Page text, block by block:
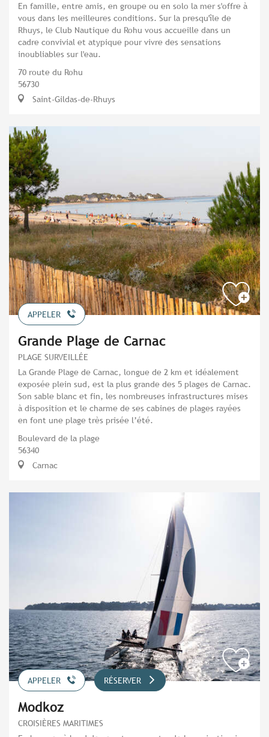
En famille, entre amis, en groupe ou en solo la mer s'offre à
vous dans les meilleures conditions. Sur la presqu'île de
Rhuys, le Club Nautique du Rohu vous accueille dans un
cadre convivial et atypique pour vivre des sensations
inoubliables sur l'eau.
70 route du Rohu
56730
Saint-Gildas-de-Rhuys
APPELER
Grande Plage de Carnac
PLAGE SURVEILLÉE
La Grande Plage de Carnac, longue de 2 km et idéalement
exposée plein sud, est la plus grande des 5 plages de Carnac.
Son sable blanc et fin, les nombreuses infrastructures mises
à disposition et le charme de ses cabines de plages rayées
en font une plage très prisée l’été.
Boulevard de la plage
56340
Carnac
APPELER RÉSERVER
Modkoz
CROISIÈRES MARITIMES